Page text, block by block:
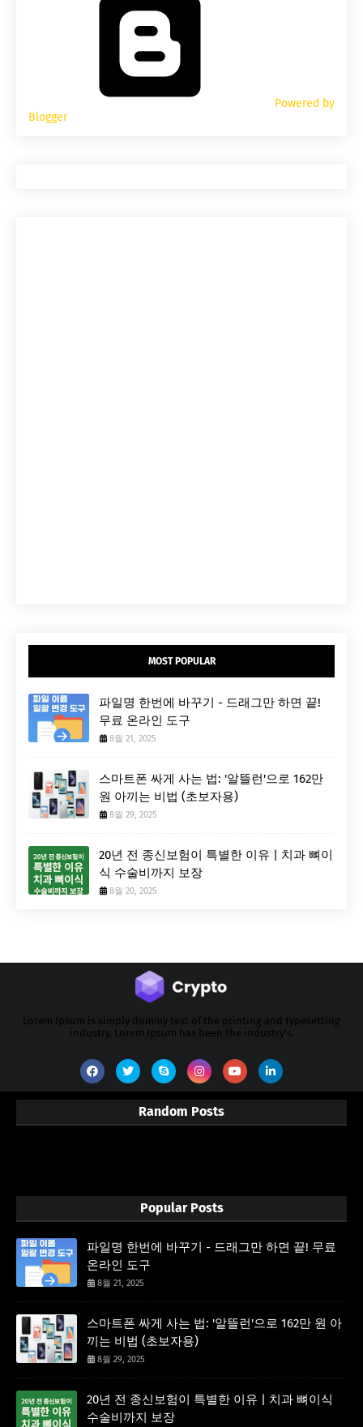
Powered by
Blogger
MOST POPULAR
파일명 한번에 바꾸기 - 드래그만 하면 끝!
무료 온라인 도구
8월 21, 2025
스마트폰 싸게 사는 법: '알뜰런'으로 162만
원 아끼는 비법 (초보자용)
8월 29, 2025
20년 전 종신보험이 특별한 이유 | 치과 뼈이
식 수술비까지 보장
8월 20, 2025
Lorem Ipsum is simply dummy text of the printing and typesetting
industry. Lorem Ipsum has been the industry's.
Random Posts
Popular Posts
파일명 한번에 바꾸기 - 드래그만 하면 끝! 무료
온라인 도구
8월 21, 2025
스마트폰 싸게 사는 법: '알뜰런'으로 162만 원 아
끼는 비법 (초보자용)
8월 29, 2025
20년 전 종신보험이 특별한 이유 | 치과 뼈이식
수술비까지 보장